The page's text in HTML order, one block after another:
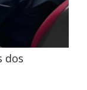
dos